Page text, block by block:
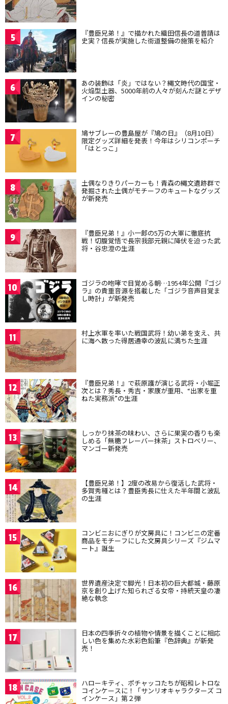
5 『豊臣兄弟！』で描かれた織田信長の道普請は
史実？信長が実施した街道整備の施策を紹介
6 あの装飾は「炎」ではない？縄文時代の国宝・
火焔型土器、5000年前の人々が刻んだ謎とデザ
インの秘密
7 鳩サブレーの豊島屋が『鳩の日』（8月10日）
限定グッズ詳細を発表！今年はシリコンポーチ
「はとっこ」
8 土偶なりきりパーカーも！青森の縄文遺跡群で
発掘された土偶がモチーフのキュートなグッズ
が新発売
9 『豊臣兄弟！』小一郎の5万の大軍に徹底抗
戦！切腹覚悟で長宗我部元親に降伏を迫った武
将・谷忠澄の生涯
10 ゴジラの咆哮で目覚める朝…1954年公開『ゴジ
ラ』の貴重音源を搭載した「ゴジラ音声目覚ま
し時計」が新発売
11 村上水軍を率いた戦国武将！幼い弟を支え、共
に海へ散った得居通幸の波乱に満ちた生涯
12 『豊臣兄弟！』で萩原護が演じる武将・小堀正
次とは？秀長・秀吉・家康が重用、“出家を重
ねた実務派”の生涯
13 しっかり抹茶の味わい、さらに果実の香りも楽
しめる「無糖フレーバー抹茶」ストロベリー、
マンゴー新発売
14 【豊臣兄弟！】2度の改易から復活した武将・
多賀秀種とは？豊臣秀長に仕えた半年間と波乱
の生涯
15 コンビニおにぎりが文房具に！コンビニの定番
商品をモチーフにした文房具シリーズ『ジムマ
ート』誕生
16 世界遺産決定で脚光！日本初の巨大都城・藤原
京を創り上げた知られざる女帝・持統天皇の凄
絶な執念
17 日本の四季折々の植物や情景を描くことに相応
しい色を集めた水彩色鉛筆『色辞典』が新発
売！
18 ハローキティ、ポチャッコたちが昭和レトロな
コインケースに！「サンリオキャラクターズ コ
インケース」第２弾